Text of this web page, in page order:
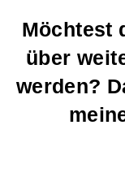
Möchtest
über
werden?